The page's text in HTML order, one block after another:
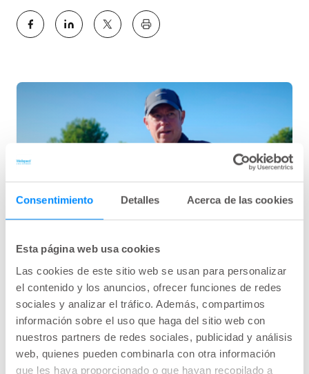
Consentimiento Detalles Acerca de las cookies
Esta página web usa cookies
Las cookies de este sitio web se usan para personalizar
el contenido y los anuncios, ofrecer funciones de redes
sociales y analizar el tráfico. Además, compartimos
información sobre el uso que haga del sitio web con
nuestros partners de redes sociales, publicidad y análisis
web, quienes pueden combinarla con otra información
que les haya proporcionado o que hayan recopilado a
key:global.print-this-page
Javier descubre el Navina Insert
Javier comparte su historia sobre cómo usa
Navina Insert para ayudarlo a llevar un estilo de
vida activo.